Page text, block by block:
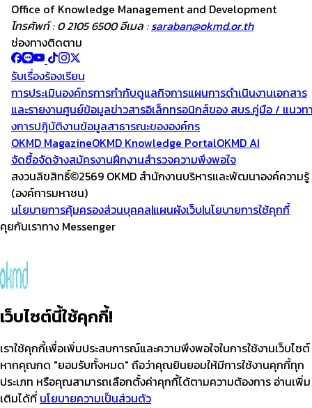
Office of Knowledge Management and Development
โทรศัพท์ : 0 2105 6500 อีเมล : saraban@okmd.or.th
ช่องทางติดตาม
รับเรื่องร้องเรียน
การประเมินองค์กรการกำกับดูแลกิจการแผนการดำเนินงานเอกสาร
และรายงานศูนย์ข้อมูลข่าวสารอิเล็กทรอนิกส์ของ สบร.คู่มือ / แนวท
งการปฎิบัติงานข้อมูลสาธารณะขององค์กร
OKMD MagazineOKMD Knowledge PortalOKMD AI
จัดซื้อจัดจ้างสมัครงานฝึกงานสำรวจความพึงพอใจ
สงวนลิขสิทธิ์ 2569 OKMD สำนักงานบริหารและพัฒนาองค์ความรู้
(องค์การมหาชน)
นโยบายการคุ้มครองส่วนบุคคล|แผนผังเว็บ|นโยบายการใช้คุกกี้
คุยกับเราทาง Messenger
เว็บไซต์นี้ใช้คุกกี้!
เราใช้คุกกี้เพื่อเพิ่มประสบการณ์และความพึงพอใจในการใช้งานเว็บไซต์
หากคุณกด "ยอมรับทั้งหมด" ถือว่าคุณยินยอมให้มีการใช้งานคุกกี้ทุก
ประเภท หรือคุณสามารถเลือกตั้งค่าคุกกี้ได้ตามความต้องการ อ่านเพิ่ม
เติมได้ที่ นโยบายความเป็นส่วนตัว